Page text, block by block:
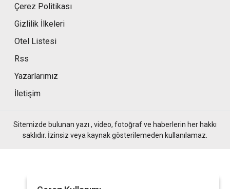
Çerez Politikası
Gizlilik İlkeleri
Otel Listesi
Rss
Yazarlarımız
İletişim
Sitemizde bulunan yazı , video, fotoğraf ve haberlerin her hakkı
saklıdır. İzinsiz veya kaynak gösterilemeden kullanılamaz.